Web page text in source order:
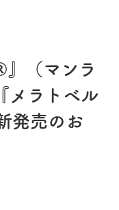
（マンラ
メラトベル
発売のお